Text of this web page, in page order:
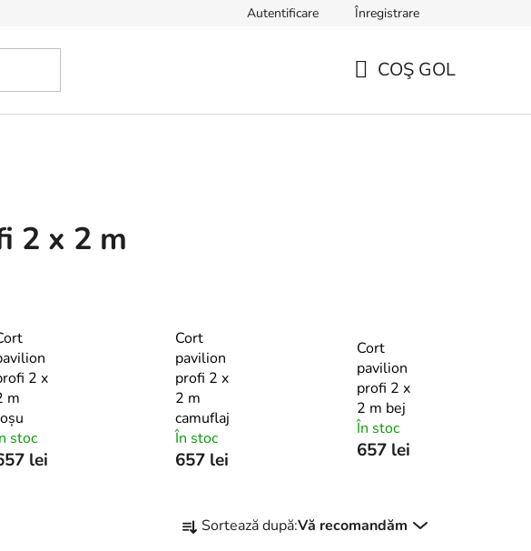
DE BUNURI TERMENI ȘI CONDIȚII GENERALE Sfaturi, ponturi și curiozități
Autentificare Înregistrare
COŞ GOL
2 x 2 m
2 x
m
stoc
lei
Cort
pavilion
profi 2 x
2 m
camuflaj
În stoc
657 lei
Cort
pavilion
profi 2 x
2 m bej
În stoc
657 lei
e Sortează după:Vă recomandăm